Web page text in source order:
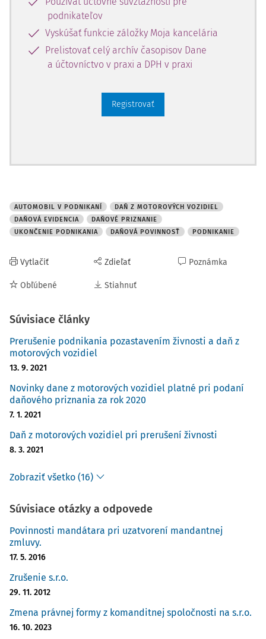
Obchodného zákonníka
595/2003 Z.z. o dani z príjmov v z. n. p. (ďalej len "
§ 6 ods. 2 ZDP
(príjmy z inej samostatne zárobkovej
činnosti). Definícia podnikania (podľaObchodného
zákonníka uvedená skôr) je teda viazaná na činnosť osoby
podnikateľov
Vyskúšať funkcie záložky Moja kancelária
Prelistovať celý archív časopisov Dane
a účtovníctvo v praxi a DPH v praxi
Registrovať
AUTOMOBIL V PODNIKANÍ
DAŇ Z MOTOROVÝCH VOZIDIEL
DAŇOVÁ EVIDENCIA
DAŇOVÉ PRIZNANIE
UKONČENIE PODNIKANIA
DAŇOVÁ POVINNOSŤ PODNIKANIE
Vytlačiť
Obľúbené
Zdieľať
Stiahnuť
Poznámka
Súvisiace články
Prerušenie podnikania pozastavením živnosti a daň z
motorových vozidiel
13. 9. 2021
Novinky dane z motorových vozidiel platné pri podaní
daňového priznania za rok 2020
7. 1. 2021
Daň z motorových vozidiel pri prerušení živnosti
8. 3. 2021
Zobraziť všetko (16)
Súvisiace otázky a odpovede
Povinnosti mandátara pri uzatvorení mandantnej
zmluvy.
17. 5. 2016
Zrušenie s.r.o.
29. 11. 2012
Zmena právnej formy z komanditnej spoločnosti na s.r.o.
16. 10. 2023